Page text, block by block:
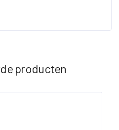
producten